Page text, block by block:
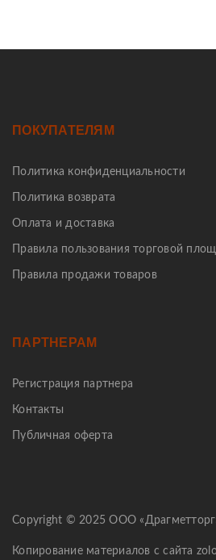
ПОКУПАТЕЛЯМ
Политика конфиденциальности
Политика возврата
Оплата и доставка
Правила пользования торговой
Правила продажи товаров
ПАРТНЕРАМ
Регистрация партнера
Контакты
Публичная оферта
Copyright © 2025 ООО
Копирование материалов с сайта